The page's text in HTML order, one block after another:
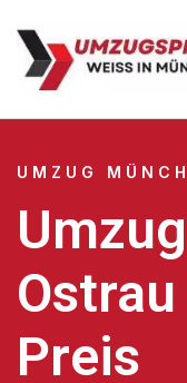
UMZUG
Preis